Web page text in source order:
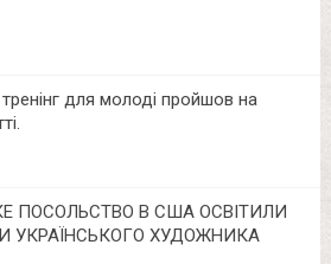
для молоді пройшов на
ПОСОЛЬСТВО В США ОСВІТИЛИ
УКРАЇНСЬКОГО ХУДОЖНИКА